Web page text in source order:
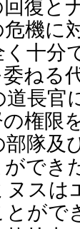
復と
機に
十分
ねる
道長官
権限
隊及
でき
スは
がで